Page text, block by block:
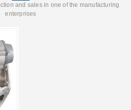
and sales in one of the manufacturing
enterprises